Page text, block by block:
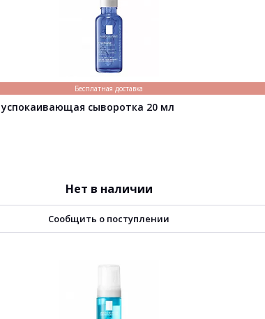
Бесплатная доставка
сыворотка 20 мл
Нет в наличии
Сообщить о поступлении